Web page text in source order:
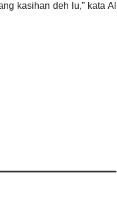
kasihan deh lu,” kata Al